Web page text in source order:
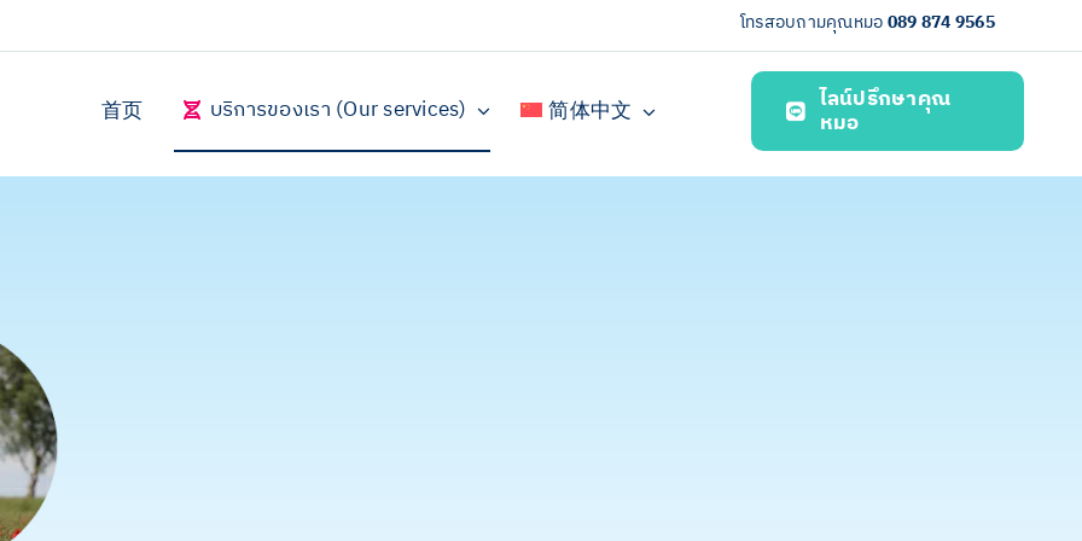
โทรสอบถามคุณหมอ089 874 9565
首页 บริการของเรา (Our services) 简体中文 ไลน์ปรึกษาคุณ
หมอ